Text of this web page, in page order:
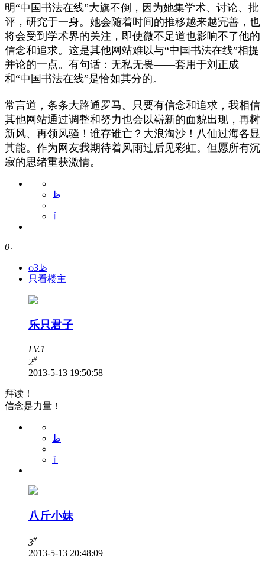
明“中国书法在线”大旗不倒，因为她集学术、讨论、批
评，研究于一身。她会随着时间的推移越来越完善，也
将会受到学术界的关注，即使微不足道也影响不了他的
信念和追求。这是其他网站难以与“中国书法在线”相提
并论的一点。有句话：无私无畏——套用于刘正成
和“中国书法在线”是恰如其分的。
常言道，条条大路通罗马。只要有信念和追求，我相信
其他网站通过调整和努力也会以崭新的面貌出现，再树
新风、再领风骚！谁存谁亡？大浪淘沙！八仙过海各显
其能。作为网友我期待着风雨过后见彩虹。但愿所有沉
寂的思绪重获激情。
ظ
ٱ
0˴
ѻظ3
只看楼主
乐只君子
LV.1
2#
2013-5-13 19:50:58
拜读！
信念是力量！
ظ
ٱ
八斤小妹
3#
2013-5-13 20:48:09